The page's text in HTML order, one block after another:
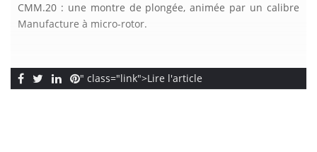
CMM.20 : une montre de plongée, animée par un calibre
Manufacture à micro-rotor.
" class="link">Lire l'article